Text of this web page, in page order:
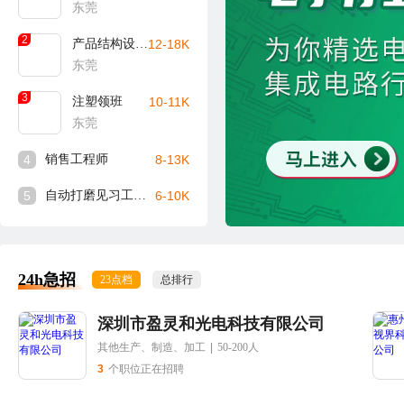
东莞
2
产品结构设计工程师
东莞
12-18K
3
注塑领班
东莞
10-11K
4 销售工程师 8-13K
5 自动打磨见习工程师 6-10K
24h急招 23点档 总排行
深圳市盈灵和光电科技有限公司
其他生产、制造、加工
50-200人
3 个职位正在招聘